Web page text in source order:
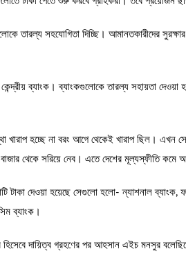
তারল্য সহযোগিতা দিচ্ছি। আমানতকারীদের
ব্যাংক। ব্যাংকগুলোকে তারল্য সহায়তা
খারাপ হচ্ছে না বরং আগে থেকেই খারাপ ছিল। এখন
থেকে সরিয়ে নেব। এতে দেশের মূল্যস্ফীতি কমে
টাকা দেওয়া হয়েছে সেগুলো হলো- ন্যাশনাল ব্যাংক,
ব্যাংক।
দায়িত্ব গ্রহণের পর আহসান এইচ মনসুর